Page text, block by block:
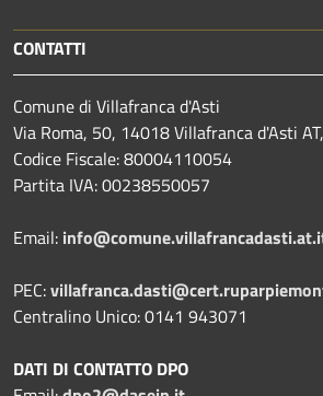
CONTATTI
Comune di Villafranca d'Asti
Via Roma, 50, 14018 Villafranca d'Asti
Codice Fiscale: 80004110054
Partita IVA: 00238550057
Email:
PEC:
Centralino Unico: 0141 943071
DATI DI CONTATTO DPO